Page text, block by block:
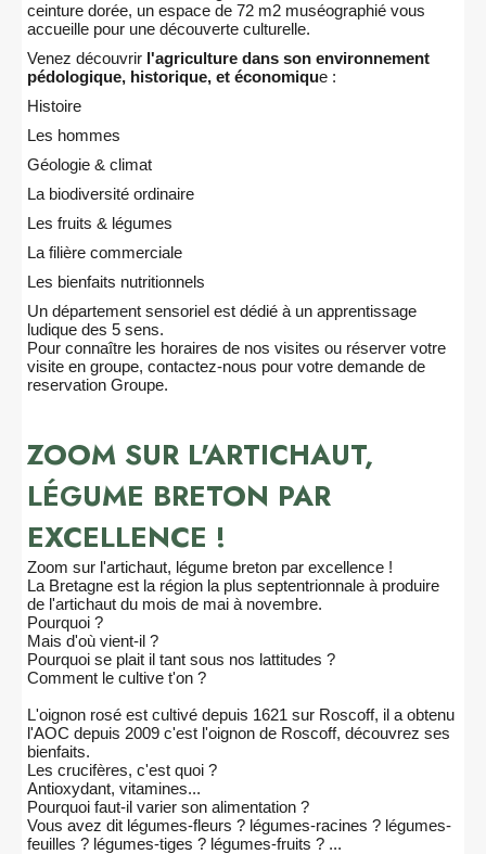
ceinture dorée, un espace de 72 m2 muséographié vous
accueille pour une découverte culturelle.
Venez découvrir l'agriculture dans son environnement
pédologique, historique, et économique :
Histoire
Les hommes
Géologie & climat
La biodiversité ordinaire
Les fruits & légumes
La filière commerciale
Les bienfaits nutritionnels
Un département sensoriel est dédié à un apprentissage
ludique des 5 sens.
Pour connaître les horaires de nos visites ou réserver votre
visite en groupe, contactez-nous pour votre demande de
reservation Groupe.
ZOOM SUR L'ARTICHAUT,
LÉGUME BRETON PAR
EXCELLENCE !
Zoom sur l'artichaut, légume breton par excellence !
La Bretagne est la région la plus septentrionnale à produire
de l'artichaut du mois de mai à novembre.
Pourquoi ?
Mais d'où vient-il ?
Pourquoi se plait il tant sous nos lattitudes ?
Comment le cultive t'on ?
L'oignon rosé est cultivé depuis 1621 sur Roscoff, il a obtenu
l'AOC depuis 2009 c'est l'oignon de Roscoff, découvrez ses
bienfaits.
Les crucifères, c'est quoi ?
Antioxydant, vitamines...
Pourquoi faut-il varier son alimentation ?
Vous avez dit légumes-fleurs ? légumes-racines ? légumes-
feuilles ? légumes-tiges ? légumes-fruits ? ...